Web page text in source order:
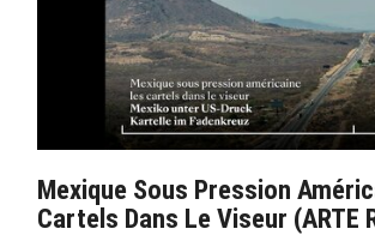
Mexique Sous Pression
Cartels Dans Le Viseur (ARTE